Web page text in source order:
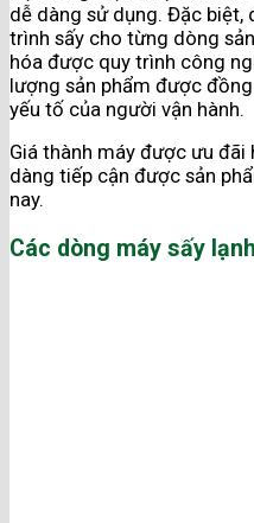
dễ dàng sử dụng. Đặc
trình sấy cho từng dòng
hóa được quy trình công
lượng sản phẩm được
yếu tố của người vận hành.
Giá thành máy được ưu
dàng tiếp cận được sản
nay.
Các dòng máy sấy